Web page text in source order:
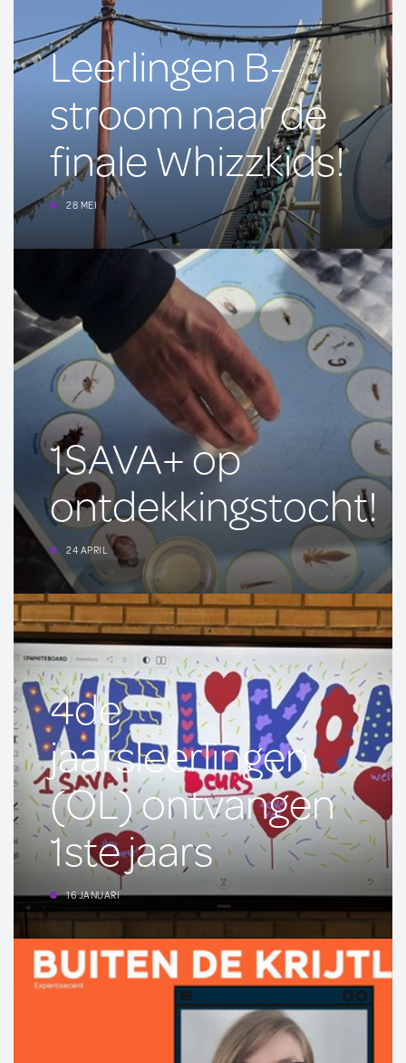
Leerlingen B-
stroom naar de
finale Whizzkids!
28 MEI
1SAVA+ op
ontdekkingstocht!
24 APRIL
4de
jaarsleerlingen
(OL) ontvangen
1ste jaars
16 JANUARI